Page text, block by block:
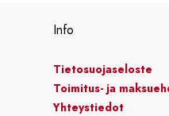
Info
Tietosuojaseloste
Toimitus- ja
Yhteystiedot